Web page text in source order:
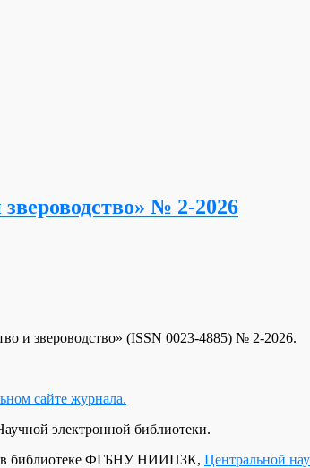
№ 2-2026
и звероводство» (ISSN 0023-4885) № 2-2026.
сайте журнала.
электронной библиотеки.
в библиотеке ФГБНУ НИИПЗК, Центральной